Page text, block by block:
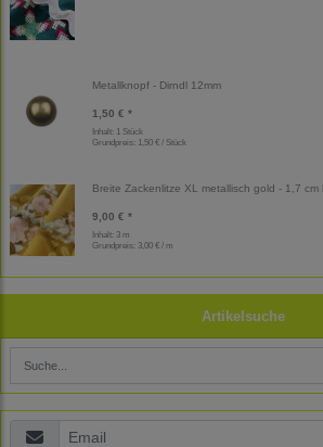
Metallknopf - Dirndl 12mm
1,50 € *
Inhalt: 1 Stück
Grundpreis: 1,50 € / Stück
Breite Zackenlitze XL metallisch gold - 1,7 cm
9,00 € *
Inhalt: 3 m
Grundpreis: 3,00 € / m
Artikelsuche